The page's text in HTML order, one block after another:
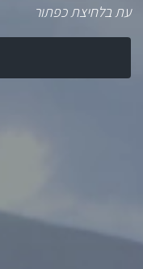
עת בלחיצת כפתור